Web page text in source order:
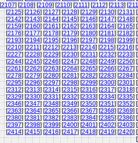
[2107] [2108] [2109] [2110] [2111] [2112] [2113] [
[2125] [2126] [2127] [2128] [2129] [2130] [2131] [
[2142] [2143] [2144] [2145] [2146] [2147] [2148] [
[2159] [2160] [2161] [2162] [2163] [2164] [2165] [
[2176] [2177] [2178] [2179] [2180] [2181] [2182] [
[2193] [2194] [2195] [2196] [2197] [2198] [2199] [
[2210] [2211] [2212] [2213] [2214] [2215] [2216] [
[2227] [2228] [2229] [2230] [2231] [2232] [2233] [
[2244] [2245] [2246] [2247] [2248] [2249] [2250] [
[2261] [2262] [2263] [2264] [2265] [2266] [2267] [
[2278] [2279] [2280] [2281] [2282] [2283] [2284] [
[2295] [2296] [2297] [2298] [2299] [2300] [2301] [
[2312] [2313] [2314] [2315] [2316] [2317] [2318] [
[2329] [2330] [2331] [2332] [2333] [2334] [2335] [
[2346] [2347] [2348] [2349] [2350] [2351] [2352] [
[2363] [2364] [2365] [2366] [2367] [2368] [2369] [
[2380] [2381] [2382] [2383] [2384] [2385] [2386] [
[2397] [2398] [2399] [2400] [2401] [2402] [2403] [
[2414] [2415] [2416] [2417] [2418] [2419] [2420] [
[